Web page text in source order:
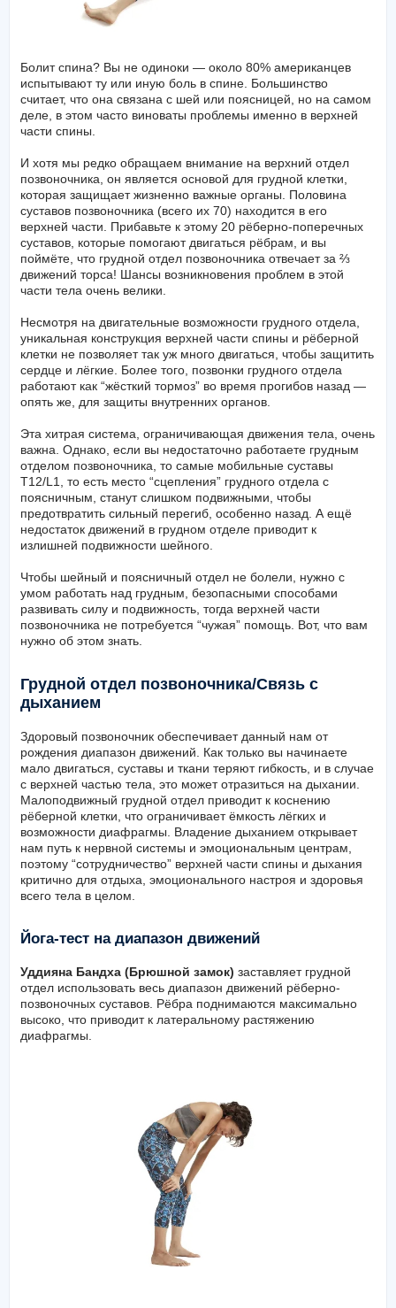
Болит спина? Вы не одиноки — около 80% американцев
испытывают ту или иную боль в спине. Большинство
считает, что она связана с шей или поясницей, но на самом
деле, в этом часто виноваты проблемы именно в верхней
части спины.
И хотя мы редко обращаем внимание на верхний отдел
позвоночника, он является основой для грудной клетки,
которая защищает жизненно важные органы. Половина
суставов позвоночника (всего их 70) находится в его
верхней части. Прибавьте к этому 20 рёберно-поперечных
суставов, которые помогают двигаться рёбрам, и вы
поймёте, что грудной отдел позвоночника отвечает за ⅔
движений торса! Шансы возникновения проблем в этой
части тела очень велики.
Несмотря на двигательные возможности грудного отдела,
уникальная конструкция верхней части спины и рёберной
клетки не позволяет так уж много двигаться, чтобы защитить
сердце и лёгкие. Более того, позвонки грудного отдела
работают как “жёсткий тормоз” во время прогибов назад —
опять же, для защиты внутренних органов.
Эта хитрая система, ограничивающая движения тела, очень
важна. Однако, если вы недостаточно работаете грудным
отделом позвоночника, то самые мобильные суставы
T12/L1, то есть место “сцепления” грудного отдела с
поясничным, станут слишком подвижными, чтобы
предотвратить сильный перегиб, особенно назад. А ещё
недостаток движений в грудном отделе приводит к
излишней подвижности шейного.
Чтобы шейный и поясничный отдел не болели, нужно с
умом работать над грудным, безопасными способами
развивать силу и подвижность, тогда верхней части
позвоночника не потребуется “чужая” помощь. Вот, что вам
нужно об этом знать.
Грудной отдел позвоночника/Связь с
дыханием
Здоровый позвоночник обеспечивает данный нам от
рождения диапазон движений. Как только вы начинаете
мало двигаться, суставы и ткани теряют гибкость, и в случае
с верхней частью тела, это может отразиться на дыхании.
Малоподвижный грудной отдел приводит к коснению
рёберной клетки, что ограничивает ёмкость лёгких и
возможности диафрагмы. Владение дыханием открывает
нам путь к нервной системы и эмоциональным центрам,
поэтому “сотрудничество” верхней части спины и дыхания
критично для отдыха, эмоционального настроя и здоровья
всего тела в целом.
Йога-тест на диапазон движений
Уддияна Бандха (Брюшной замок) заставляет грудной
отдел использовать весь диапазон движений рёберно-
позвоночных суставов. Рёбра поднимаются максимально
высоко, что приводит к латеральному растяжению
диафрагмы.